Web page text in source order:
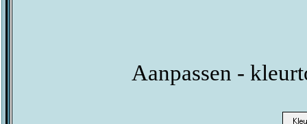
Aanpassen -